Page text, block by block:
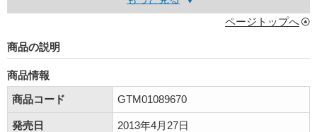
ページトップへ
商品の説明
商品情報
商品コード
GTM01089670
発売日 2013年4月27日